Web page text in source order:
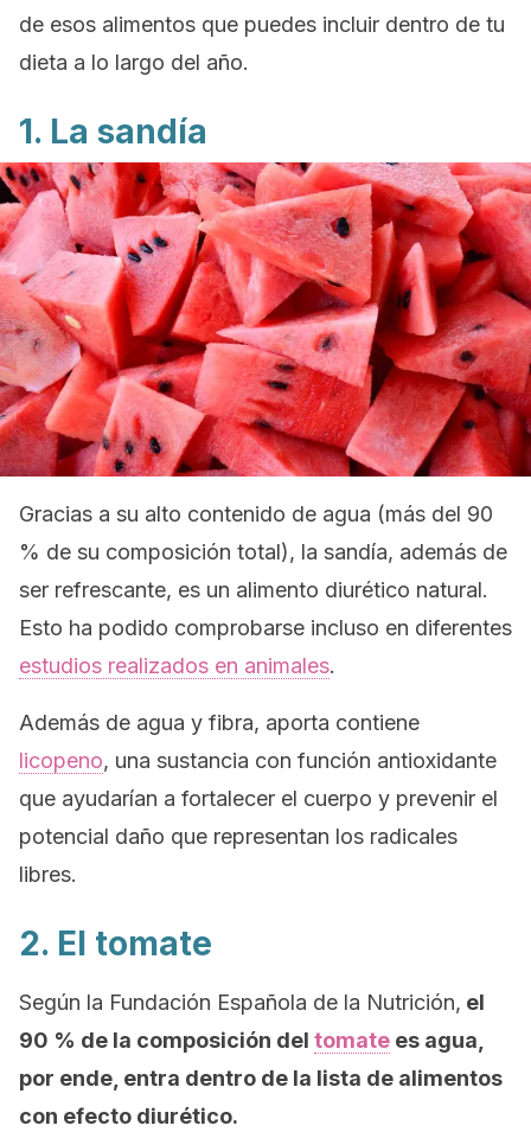
de esos alimentos que puedes incluir dentro de tu
dieta a lo largo del año.
1. La sandía
Gracias a su alto contenido de agua (más del 90
% de su composición total), la sandía, además de
ser refrescante, es un alimento diurético natural.
Esto ha podido comprobarse incluso en diferentes
estudios realizados en animales.
Además de agua y fibra, aporta contiene
licopeno, una sustancia con función antioxidante
que ayudarían a fortalecer el cuerpo y prevenir el
potencial daño que representan los radicales
libres.
2. El tomate
Según la Fundación Española de la Nutrición, el
90 % de la composición del tomate es agua,
por ende, entra dentro de la lista de alimentos
con efecto diurético.